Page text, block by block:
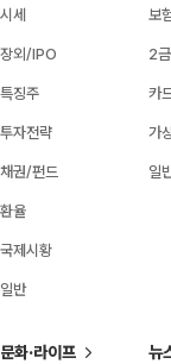
시세
장외/IPO
특징주
투자전략
채권/펀드
환율
국제시황
일반
보
2
카
가
일
문화·라이프 뉴